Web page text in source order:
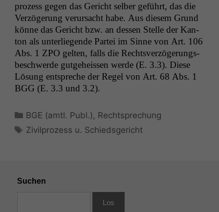
prozess gegen das Gericht sel­ber geführt, das die
Verzögerung verur­sacht habe. Aus diesem Grund
könne das Gericht bzw. an dessen Stelle der Kan­
ton als unter­liegende Partei im Sinne von Art. 106
Abs. 1 ZPO gel­ten, falls die Rechtsverzögerungs­
beschw­erde gut­ge­heis­sen werde (E. 3.3). Diese
Lösung entspreche der Regel von Art. 68 Abs. 1
BGG (E. 3.3 und 3.2).
Kategorien
BGE (amtl. Publ.) , Rechtsprechung
Schlagwörter
Zivilprozess u. Schiedsgericht
Suchen